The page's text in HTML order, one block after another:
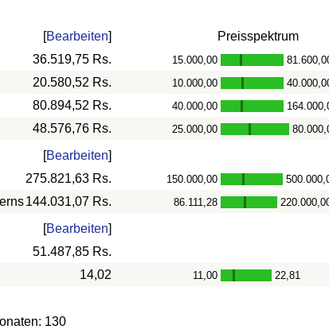
[Bearbeiten]
Preisspektrum
36.519,75 Rs. 15.000,00 -
20.580,52 Rs. 10.000,00 -
80.894,52 Rs. 40.000,00 -
48.576,76 Rs. 25.000,00 -
[Bearbeiten]
275.821,63 Rs. 150.000,00 -
144.031,07 Rs. 86.111,28 -
[Bearbeiten]
51.487,85 Rs.
14,02 11,00 - 22,81
130